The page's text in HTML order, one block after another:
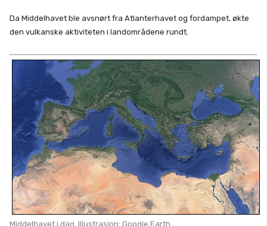
Da Middelhavet ble avsnørt fra Atlanterhavet og fordampet, økte
den vulkanske aktiviteten i landområdene rundt.
Middelhavet i dag. Illustrasjon: Google Earth